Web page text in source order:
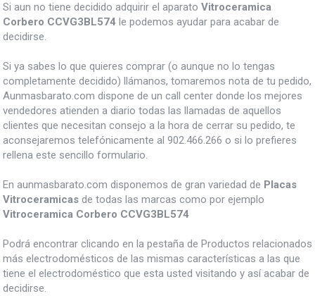
Si aun no tiene decidido adquirir el aparato Vitroceramica
Corbero CCVG3BL574 le podemos ayudar para acabar de
decidirse.
Si ya sabes lo que quieres comprar (o aunque no lo tengas
completamente decidido) llámanos, tomaremos nota de tu pedido,
Aunmasbarato.com dispone de un call center donde los mejores
vendedores atienden a diario todas las llamadas de aquellos
clientes que necesitan consejo a la hora de cerrar su pedido, te
aconsejaremos telefónicamente al 902.466.266 o si lo prefieres
rellena este sencillo formulario.
En aunmasbarato.com disponemos de gran variedad de Placas
Vitroceramicas de todas las marcas como por ejemplo
Vitroceramica Corbero CCVG3BL574
Podrá encontrar clicando en la pestaña de Productos relacionados
más electrodomésticos de las mismas características a las que
tiene el electrodoméstico que esta usted visitando y así acabar de
decidirse.